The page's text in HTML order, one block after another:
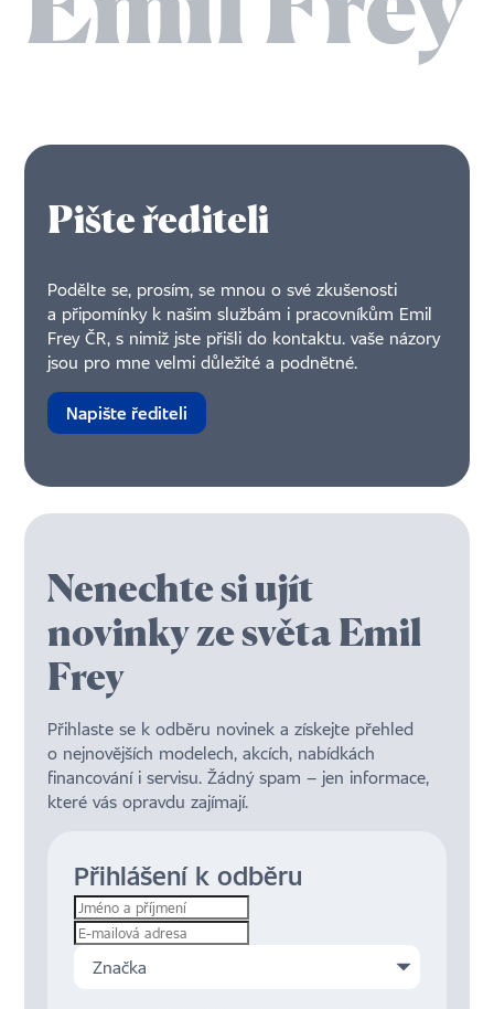
Pište řediteli
Podělte se, prosím, se mnou o své zkušenosti
a připomínky k našim službám i pracovníkům Emil
Frey ČR, s nimiž jste přišli do kontaktu. vaše názory
jsou pro mne velmi důležité a podnětné.
Napište řediteli
Nenechte si ujít
novinky ze světa Emil
Frey
Přihlaste se k odběru novinek a získejte přehled
o nejnovějších modelech, akcích, nabídkách
financování i servisu. Žádný spam – jen informace,
které vás opravdu zajímají.
Přihlášení k odběru
Značka